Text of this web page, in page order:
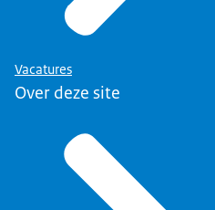
Vacatures
Over deze site